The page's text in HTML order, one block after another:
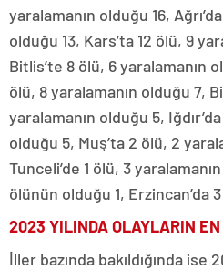
yaralamanın olduğu 16,
olduğu 13, Kars’ta 12 ölü, 9
Bitlis’te 8 ölü, 6 yaralamanın
ölü, 8 yaralamanın olduğu 7,
yaralamanın olduğu 5,
olduğu 5, Muş’ta 2 ölü, 2
Tunceli’de 1 ölü, 3
ölünün olduğu 1, Erzincan’da
2023 YILINDA OLAYLARIN EN
İller bazında bakıldığında ise